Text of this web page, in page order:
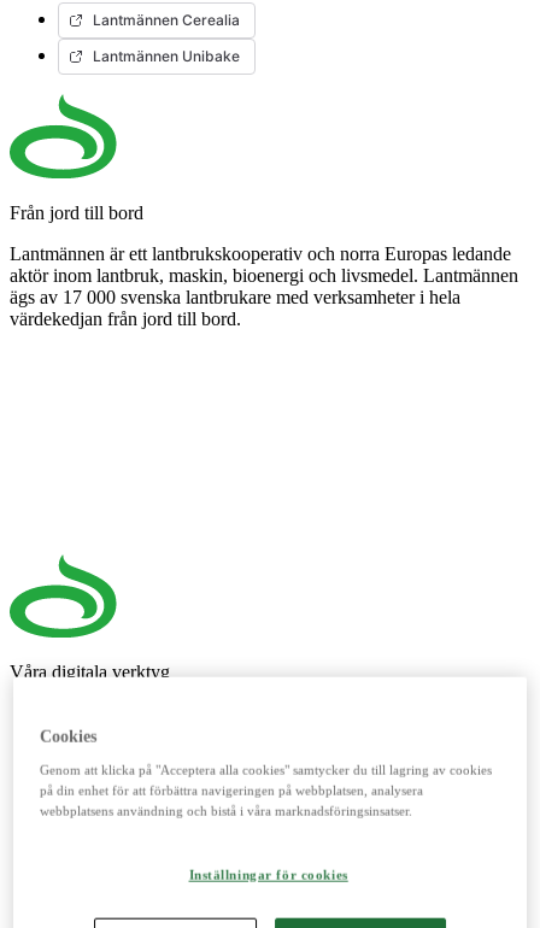
Lantmännen Cerealia
Lantmännen Unibake
Från jord till bord
Lantmännen är ett lantbrukskooperativ och norra Europas ledande
aktör inom lantbruk, maskin, bioenergi och livsmedel. Lantmännen
ägs av 17 000 svenska lantbrukare med verksamheter i hela
värdekedjan från jord till bord.
Våra digitala verktyg
handlar du spannmål, utför kassatjänster, beställer foder och
reservdelar till dina maskiner och mycket mer. Fungerar lika
bra mobilt som på datorn.
Lantmännenkortet
Cookies
Genom att klicka på "Acceptera alla cookies" samtycker du till lagring av cookies
på din enhet för att förbättra navigeringen på webbplatsen, analysera
webbplatsens användning och bistå i våra marknadsföringsinsatser.
Inställningar för cookies